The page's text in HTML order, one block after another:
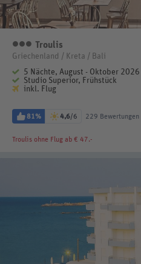
3 Sterne
Troulis
Griechenland / Kreta / Bali
5 Nächte, August - Oktober 2026
Studio Superior, Frühstück
inkl. Flug
81% 4,6/6 229 Bewertungen
Troulis ohne Flug ab € 47.-